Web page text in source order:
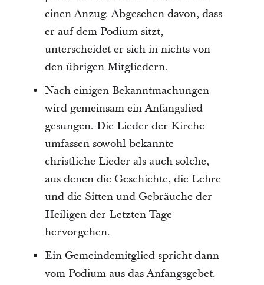
einen Anzug. Abgesehen davon, dass
er auf dem Podium sitzt,
unterscheidet er sich in nichts von
den übrigen Mitgliedern.
Nach einigen Bekanntmachungen
wird gemeinsam ein Anfangslied
gesungen. Die Lieder der Kirche
umfassen sowohl bekannte
christliche Lieder als auch solche,
aus denen die Geschichte, die Lehre
und die Sitten und Gebräuche der
Heiligen der Letzten Tage
hervorgehen.
Ein Gemeindemitglied spricht dann
vom Podium aus das Anfangsgebet.